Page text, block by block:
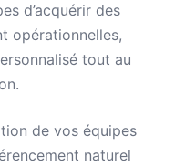
d’acquérir des
opérationnelles,
tout au
de vos équipes
naturel